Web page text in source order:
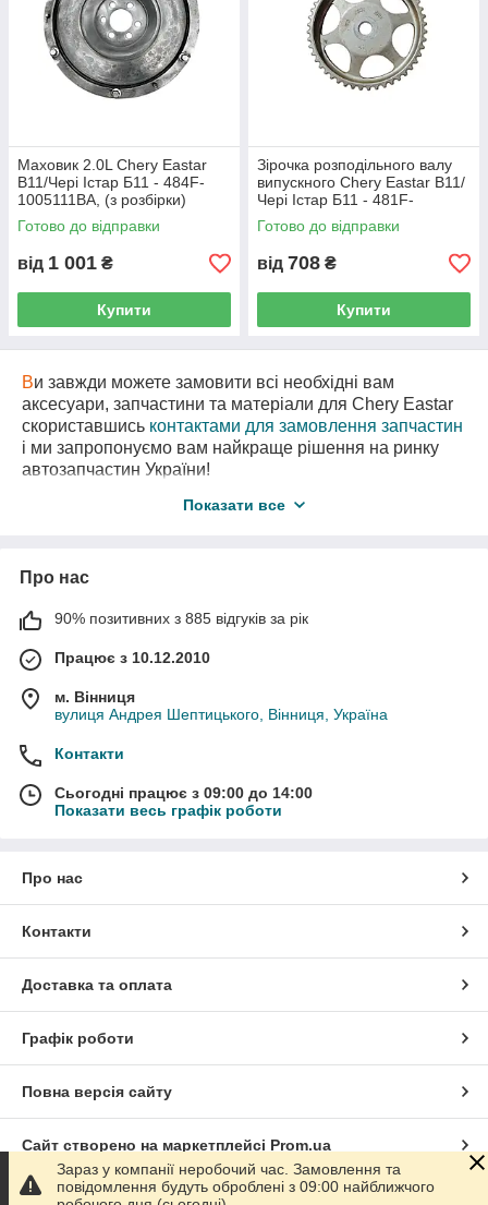
Маховик 2.0L Chery Eastar
B11/Чері Істар Б11 - 484F-
1005111BA, (з розбірки)
Готово до відправки
від 1 001 ₴
Купити
Зірочка розподільного валу
випускного Chery Eastar B11/
Чері Істар Б11 - 481F-
1006041BA, (з розбірки)
Готово до відправки
від 708 ₴
Купити
Ви завжди можете замовити всі необхідні вам
аксесуари, запчастини та матеріали для Chery Eastar
скориставшись контактами для замовлення запчастин
і ми запропонуємо вам найкраще рішення на ринку
автозапчастин України!
для Істар за самими вигідними цінами!
Показати все
Про нас
90% позитивних з 885 відгуків за рік
Працює з 10.12.2010
м. Вінниця
вулиця Андрея Шептицького, Вінниця, Україна
Контакти
Сьогодні працює з 09:00 до 14:00
Показати весь графік роботи
Про нас
Контакти
Доставка та оплата
Графік роботи
Повна версія сайту
Сайт створено на маркетплейсі Prom.ua
Політика конфіденційності
Зараз у компанії неробочий час. Замовлення та
повідомлення будуть оброблені з 09:00 найближчого